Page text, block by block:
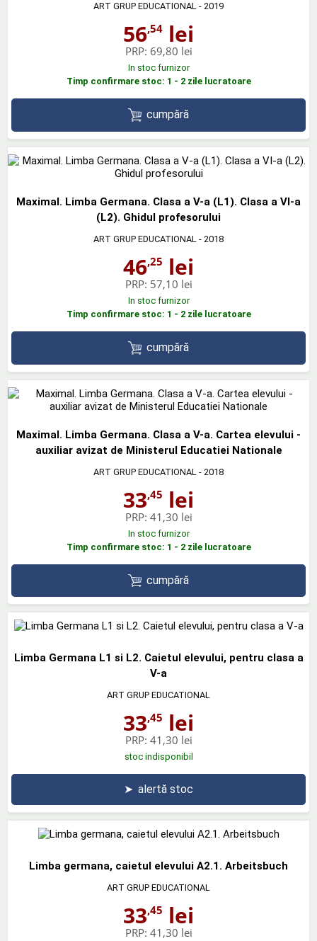
ART GRUP EDUCATIONAL - 2019
56,54 lei
PRP: 69,80 lei
In stoc furnizor
Timp confirmare stoc: 1 - 2 zile lucratoare
cumpără
Maximal. Limba Germana. Clasa a V-a (L1). Clasa a VI-a
(L2). Ghidul profesorului
ART GRUP EDUCATIONAL - 2018
46,25 lei
PRP: 57,10 lei
In stoc furnizor
Timp confirmare stoc: 1 - 2 zile lucratoare
cumpără
Maximal. Limba Germana. Clasa a V-a. Cartea elevului -
auxiliar avizat de Ministerul Educatiei Nationale
ART GRUP EDUCATIONAL - 2018
33,45 lei
PRP: 41,30 lei
In stoc furnizor
Timp confirmare stoc: 1 - 2 zile lucratoare
cumpără
Limba Germana L1 si L2. Caietul elevului, pentru clasa a
V-a
ART GRUP EDUCATIONAL
33,45 lei
PRP: 41,30 lei
stoc indisponibil
➤ alertă stoc
Limba germana, caietul elevului A2.1. Arbeitsbuch
ART GRUP EDUCATIONAL
33,45 lei
PRP: 41,30 lei